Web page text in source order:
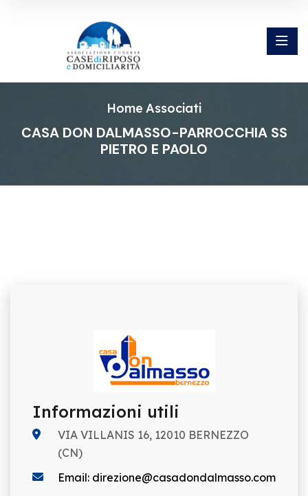
Home Associati
CASA DON DALMASSO-PARROCCHIA SS
PIETRO E PAOLO
Informazioni utili
VIA VILLANIS 16, 12010 BERNEZZO
(CN)
Email: direzione@casadondalmasso.com